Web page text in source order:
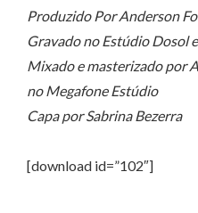
Produzido Por Anderson
Gravado no Estúdio Dosol
Mixado e masterizado por
no Megafone Estúdio
Capa por Sabrina Bezerra
[download id=”102″]